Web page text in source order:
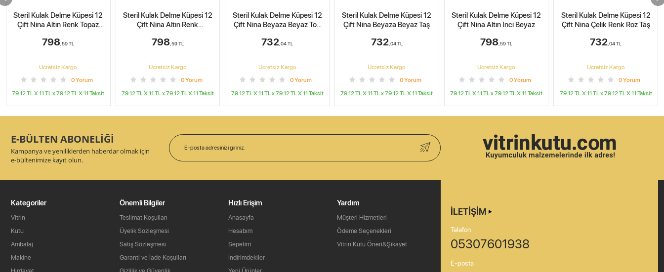
Steril Kulak Delme Küpesi 12
Çift Nina Altın Renk
798,59TL
Ücretsiz Kargo
0Yorum
79.12 TL X 11TL x79.12 TL X 11Taksit
Steril Kulak Delme Küpesi 12
Çift Nina Beyaza Beyaz Top
732,04TL
Ücretsiz Kargo
0Yorum
79.12 TL X 11TL x79.12 TL X 11Taksit
Steril Kulak Delme Küpesi 12
Çift Nina Beyaza Beyaz Taş
732,04TL
Ücretsiz Kargo
0Yorum
79.12 TL X 11TL x79.12 TL X 11Taksit
Steril Kulak Delme Küpesi 12
Çift Nina Altın İnci Beyaz
798,59TL
Ücretsiz Kargo
0Yorum
79.12 TL X 11TL x79.12 TL X 11Taksit
Steril Kulak Delme Küpesi 12
Çift Nina Çelik Renk Roz Taş
732,04TL
Ücretsiz Kargo
0Yorum
79.12 TL X 11TL x79.12 TL X 11Taksit
Kulak Delme Küpesi
Beyaz/Parlament Mavi Taş
665,49TL
Ücretsiz Kargo
0Yorum
79.12 TL X 11TL x79.12 TL X 11Taksit
E-BÜLTEN ABONELİĞİ
Kampanya ve yeniliklerden haberdar olmak için
e-bültenimize kayıt olun.
Kategoriler
Vitrin
Kutu
Ambalaj
Makine
Önemli Bilgiler
Teslimat Koşulları
Üyelik Sözleşmesi
Satış Sözleşmesi
Garanti ve İade Koşulları
Hızlı Erişim
Anasayfa
Hesabım
Sepetim
İndirimdekiler
Yardım
Müşteri Hizmetleri
Ödeme Seçenekleri
Vitrin Kutu Öneri&Şikayet
İLETIŞIM
Telefon
05307601938
E-posta